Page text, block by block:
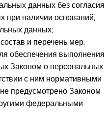
данных без согласия
при наличии оснований,
данных;
и перечень мер,
обеспечения выполнения
Законом о персональных
с ним нормативными
предусмотрено Законом
федеральными